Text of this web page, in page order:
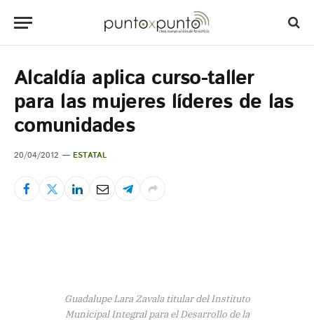
Alcaldía aplica curso-taller
para las mujeres líderes de las
comunidades
20/04/2012 ESTATAL
Guadalupe Lara Zavala titular del Instituto
Municipal Integral para el Desarrollo de la